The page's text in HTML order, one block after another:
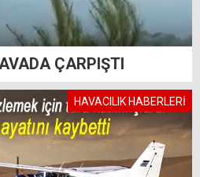
ÇARPIŞTI
HAVACILIK HABERLERİ